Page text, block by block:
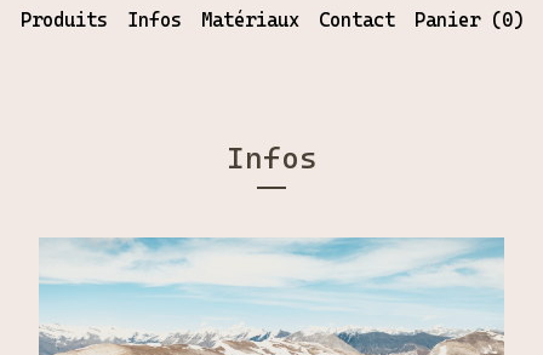
Produits Infos Matériaux Contact Panier (0)
Infos